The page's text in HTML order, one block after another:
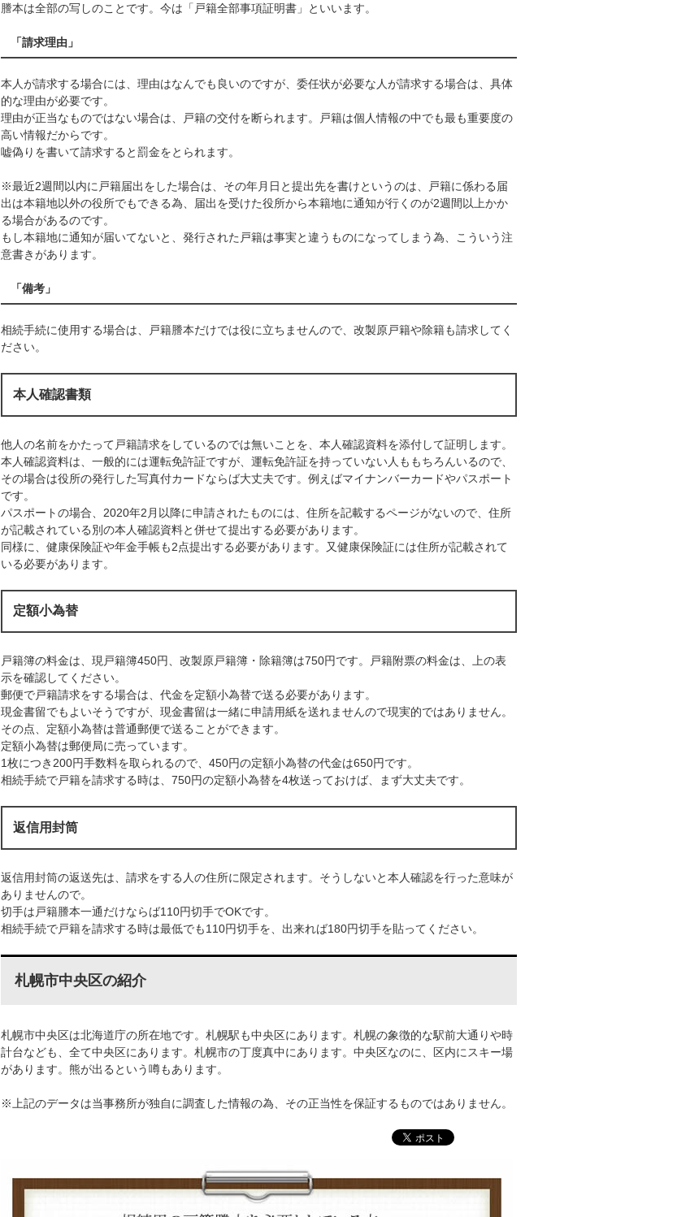
謄本は全部の写しのことです。今は「戸籍全部事項証明書」といいます。
「請求理由」
本人が請求する場合には、理由はなんでも良いのですが、委任状が必要な人が請求する場合は、具体
的な理由が必要です。
理由が正当なものではない場合は、戸籍の交付を断られます。戸籍は個人情報の中でも最も重要度の
高い情報だからです。
嘘偽りを書いて請求すると罰金をとられます。
※最近2週間以内に戸籍届出をした場合は、その年月日と提出先を書けというのは、戸籍に係わる届
出は本籍地以外の役所でもできる為、届出を受けた役所から本籍地に通知が行くのが2週間以上かか
る場合があるのです。
もし本籍地に通知が届いてないと、発行された戸籍は事実と違うものになってしまう為、こういう注
意書きがあります。
「備考」
相続手続に使用する場合は、戸籍謄本だけでは役に立ちませんので、改製原戸籍や除籍も請求してく
ださい。
本人確認書類
他人の名前をかたって戸籍請求をしているのでは無いことを、本人確認資料を添付して証明します。
本人確認資料は、一般的には運転免許証ですが、運転免許証を持っていない人ももちろんいるので、
その場合は役所の発行した写真付カードならば大丈夫です。例えばマイナンバーカードやパスポート
です。
パスポートの場合、2020年2月以降に申請されたものには、住所を記載するページがないので、住所
が記載されている別の本人確認資料と併せて提出する必要があります。
同様に、健康保険証や年金手帳も2点提出する必要があります。又健康保険証には住所が記載されて
いる必要があります。
定額小為替
戸籍簿の料金は、現戸籍簿450円、改製原戸籍簿・除籍簿は750円です。戸籍附票の料金は、上の表
示を確認してください。
郵便で戸籍請求をする場合は、代金を定額小為替で送る必要があります。
現金書留でもよいそうですが、現金書留は一緒に申請用紙を送れませんので現実的ではありません。
その点、定額小為替は普通郵便で送ることができます。
定額小為替は郵便局に売っています。
1枚につき200円手数料を取られるので、450円の定額小為替の代金は650円です。
相続手続で戸籍を請求する時は、750円の定額小為替を4枚送っておけば、まず大丈夫です。
返信用封筒
返信用封筒の返送先は、請求をする人の住所に限定されます。そうしないと本人確認を行った意味が
ありませんので。
切手は戸籍謄本一通だけならば110円切手でOKです。
相続手続で戸籍を請求する時は最低でも110円切手を、出来れば180円切手を貼ってください。
札幌市中央区の紹介
札幌市中央区は北海道庁の所在地です。札幌駅も中央区にあります。札幌の象徴的な駅前大通りや時
計台なども、全て中央区にあります。札幌市の丁度真中にあります。中央区なのに、区内にスキー場
があります。熊が出るという噂もあります。
※上記のデータは当事務所が独自に調査した情報の為、その正当性を保証するものではありません。